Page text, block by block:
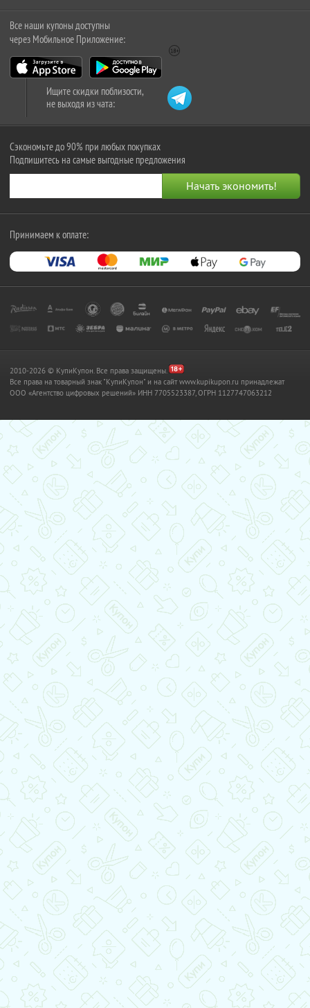
Все наши купоны доступны
через Мобильное Приложение:
Ищите скидки поблизости,
не выходя из чата:
Сэкономьте до 90% при любых покупках
Подпишитесь на самые выгодные предложения
Принимаем к оплате:
2010-2026 © КупиКупон. Все права защищены.
Все права на товарный знак "КупиКупон" и на сайт www.kupikupon.ru принадлежат
OOO «Агентство цифровых решений» ИНН 7705523387, ОГРН 1127747063212